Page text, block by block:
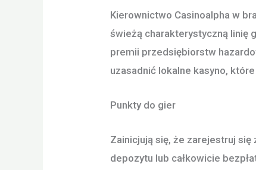
Kierownictwo Casinoalpha w
świeżą charakterystyczną linię
premii przedsiębiorstw
uzasadnić lokalne kasyno,
Punkty do gier
Zainicjują się, że zarejestruj
depozytu lub całkowicie